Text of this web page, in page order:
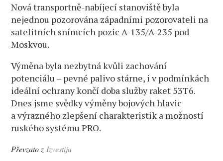
Nová transportně-nabíjecí stanoviště byla
nejednou pozorována západními pozorovateli na
satelitních snímcích pozic A-135/A-235 pod
Moskvou.
Výměna byla nezbytná kvůli zachování
potenciálu – pevné palivo stárne, i v podmínkách
ideální ochrany končí doba služby raket 53T6.
Dnes jsme svědky výměny bojových hlavic
a výrazného zlepšení charakteristik a možností
ruského systému PRO.
Převzato z Izvestija